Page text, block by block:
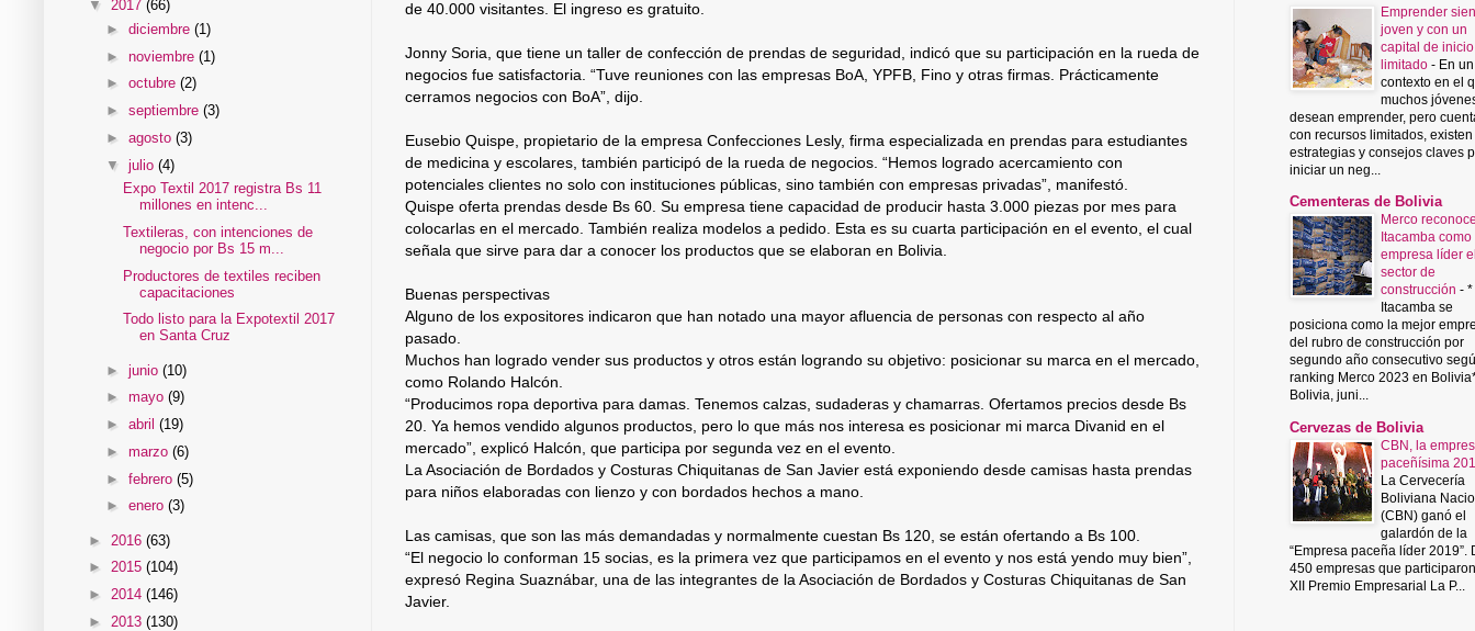
de 40.000 visitantes. El ingreso es gratuito.
Jonny Soria, que tiene un taller de confección de prendas de seguridad, indicó que su participación en la rueda de
negocios fue satisfactoria. “Tuve reuniones con las empresas BoA, YPFB, Fino y otras firmas. Prácticamente
cerramos negocios con BoA”, dijo.
Eusebio Quispe, propietario de la empresa Confecciones Lesly, firma especializada en prendas para estudiantes
de medicina y escolares, también participó de la rueda de negocios. “Hemos logrado acercamiento con
potenciales clientes no solo con instituciones públicas, sino también con empresas privadas”, manifestó.
Quispe oferta prendas desde Bs 60. Su empresa tiene capacidad de producir hasta 3.000 piezas por mes para
colocarlas en el mercado. También realiza modelos a pedido. Esta es su cuarta participación en el evento, el cual
señala que sirve para dar a conocer los productos que se elaboran en Bolivia.
Buenas perspectivas
Alguno de los expositores indicaron que han notado una mayor afluencia de personas con respecto al año
pasado.
Muchos han logrado vender sus productos y otros están logrando su objetivo: posicionar su marca en el mercado,
como Rolando Halcón.
“Producimos ropa deportiva para damas. Tenemos calzas, sudaderas y chamarras. Ofertamos precios desde Bs
20. Ya hemos vendido algunos productos, pero lo que más nos interesa es posicionar mi marca Divanid en el
mercado”, explicó Halcón, que participa por segunda vez en el evento.
La Asociación de Bordados y Costuras Chiquitanas de San Javier está exponiendo desde camisas hasta prendas
para niños elaboradas con lienzo y con bordados hechos a mano.
Las camisas, que son las más demandadas y normalmente cuestan Bs 120, se están ofertando a Bs 100.
“El negocio lo conforman 15 socias, es la primera vez que participamos en el evento y nos está yendo muy bien”,
expresó Regina Suaznábar, una de las integrantes de la Asociación de Bordados y Costuras Chiquitanas de San
Javier.
▼ 2017 (66)
► diciembre (1)
► noviembre (1)
► octubre (2)
► septiembre (3)
► agosto (3)
▼ julio (4)
Expo Textil 2017 registra Bs 11
millones en intenc...
Textileras, con intenciones de
negocio por Bs 15 m...
Productores de textiles reciben
capacitaciones
Todo listo para la Expotextil 2017
en Santa Cruz
► junio (10)
► mayo (9)
► abril (19)
► marzo (6)
► febrero (5)
► enero (3)
► 2016 (63)
► 2015 (104)
► 2014 (146)
► 2013 (130)
Emprender
joven y con un
capital de inicio
limitado - En un
contexto en el
muchos
desean emprender, pero
con recursos limitados, existen
estrategias y consejos claves
iniciar un neg...
Cementeras de Bolivia
Merco
Itacamba como
empresa líder
sector de
construcción - *
Itacamba se
posiciona como la mejor
del rubro de construcción por
segundo año consecutivo
ranking Merco 2023 en
Bolivia, juni...
Cervezas de Bolivia
CBN, la
paceñísima
La Cervecería
Boliviana
(CBN) ganó el
galardón de la
“Empresa paceña líder 2019”.
450 empresas que
XII Premio Empresarial La P...